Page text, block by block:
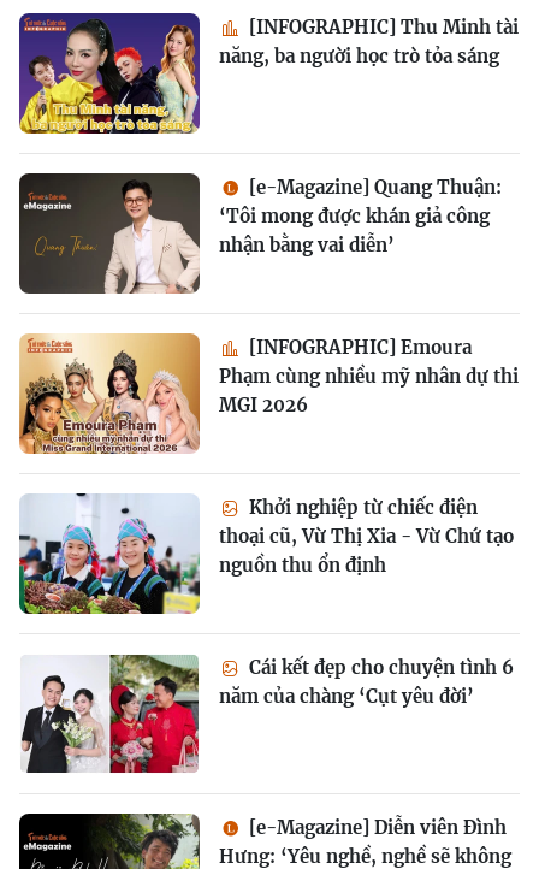
[INFOGRAPHIC] Thu Minh tài
năng, ba người học trò tỏa sáng
[e-Magazine] Quang Thuận:
‘Tôi mong được khán giả công
nhận bằng vai diễn’
[INFOGRAPHIC] Emoura
Phạm cùng nhiều mỹ nhân dự thi
MGI 2026
Khởi nghiệp từ chiếc điện
thoại cũ, Vừ Thị Xia - Vừ Chứ tạo
nguồn thu ổn định
Cái kết đẹp cho chuyện tình 6
năm của chàng ‘Cụt yêu đời’
[e-Magazine] Diễn viên Đình
Hưng: ‘Yêu nghề, nghề sẽ không